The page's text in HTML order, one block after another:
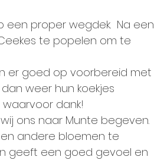
proper wegdek.  Na een
te popelen om te
er goed op voorbereid met
weer hun koekjes
dank!
ons naar Munte begeven.
en andere bloemen te
geeft een goed gevoel en